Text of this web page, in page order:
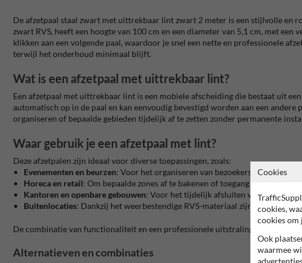
De afzetpaal staal zwart met uittrekbaar lint zwart 2 meter is een stijlvolle en
zwart RVS, heeft een hoogte van 100 cm en een diameter van 5,1 cm, met
klikken aan een volgende paal, waardoor je snel een nette en professionele
terwijl het onderhoud minimaal blijft.
Wat is een afzetpaal met uittrekbaar lint?
Een afzetpaal met uittrekbaar lint is een mobiele afscheiding die bestaat uit
automatisch op in de paal en kan eenvoudig bevestigd worden aan een andere
organiseren of bepaalde gebieden tijdelijk af te zetten zonder permanente
Waar gebruik je een afzetpaal met lint?
Deze afzetpalen zijn ideaal voor diverse toepassingen, zoals:
Evenementen en beurzen: Voor het organiseren van bezoekersstromen en
Horeca en retail: Om bepaalde zones af te bakenen of toegang te reguleren.
Kantoren en openbare gebouwen: Voor het tijdelijk afsluiten van ruimtes of
Buitenlocaties: Dankzij het weerbestendige RVS-materiaal zijn de palen
De combinatie van functionaliteit en een professionele uitstraling maakt deze
Alternatieven en combinaties
Cookies
cookies,
cookies om
Ook
waarmee